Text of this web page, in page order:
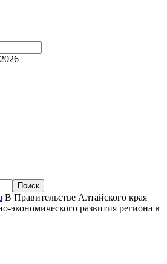
В Правительстве Алтайского края
экономического развития региона в